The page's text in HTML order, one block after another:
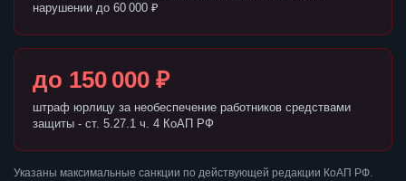
нарушении до 60 000 ₽
до 150 000 ₽
штраф юрлицу за необеспечение работников средствами
защиты - ст. 5.27.1 ч. 4 КоАП РФ
Указаны максимальные санкции по действующей редакции КоАП РФ.